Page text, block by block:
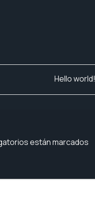
Hello world!
están marcados